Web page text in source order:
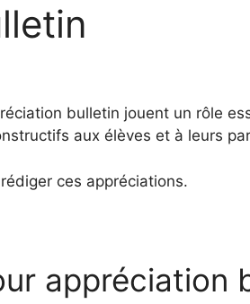
bulletin jouent un rôle
aux élèves et à leurs
ces appréciations.
appréciation